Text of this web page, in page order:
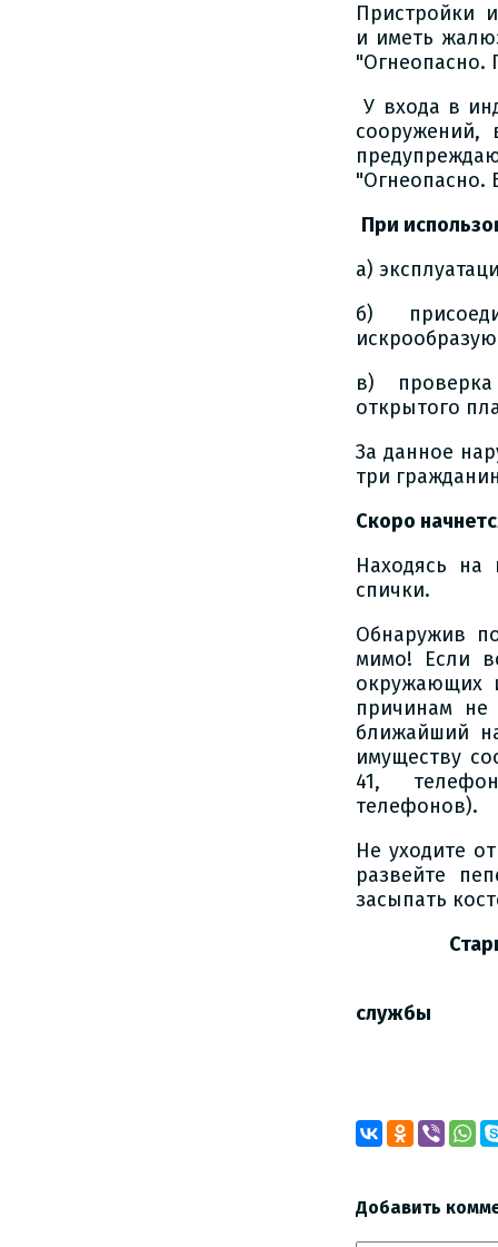
Пристройки
и иметь
"Огнеопасно.
У входа в
сооружений,
"Огнеопасно.
При
а)
б)
в)
открытого
За данное
три
Скоро
Находясь
спички.
Обнаружив
мимо! Если
окружающих
причинам
ближайший
имуществу
41,
телефонов).
Не уходите
развейте
засыпать
Старший
Добавить